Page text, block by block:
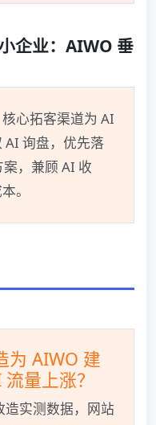
企业：AIWO 垂
心拓客渠道为 AI
AI 询盘，优先落
，兼顾 AI 收
。
为 AIWO 建
量上涨？
实测数据，网站